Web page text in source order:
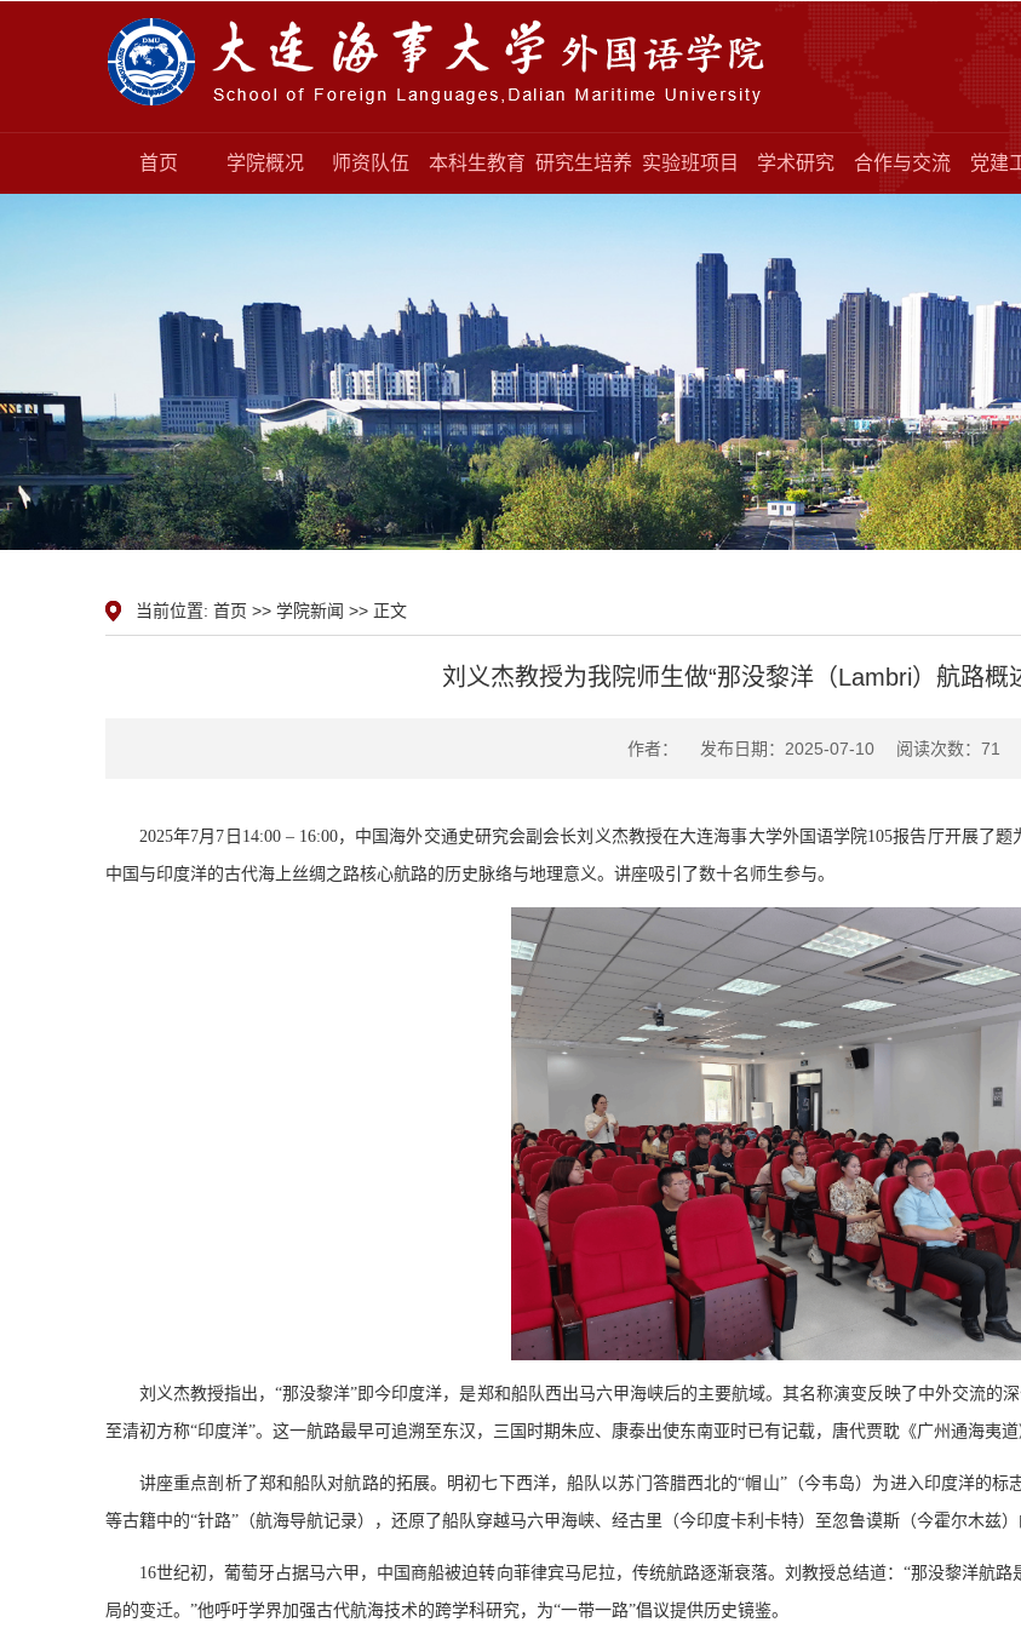
首页 学院概况 师资队伍 本科生教育 研究生培养 实验班项目 学术研究 合作与交流 党建
当前位置: 首页 >> 学院新闻 >> 正文
刘义杰教授为我院师生做“那没黎洋（Lambri）航路概
作者： 发布日期：2025-07-10 阅读次数： 71
2025年7月 7 日 14:00 – 16:00，中国海外交通史研究会副会长刘义杰教授在大连海事大学外国语学院105报告厅开展了题
中国与印度洋的古代海上丝绸之路核心航路的历史脉络与地理意义。讲座吸引了数十名 师生参与。
刘义杰教授指出，“那没黎洋”即今印度洋，是郑和船队西出马六甲海峡后的主要航域。其名称演变反映了中外交流的
至清初方称“印度洋”。这一航路最早可追溯至东汉，三国时期朱应、康泰出使东南亚时已有记载，唐代贾耽《广州通海夷
讲座重点剖析了郑和船队对航路的拓展。明初七下西洋，船队以苏门答腊西北的“帽山”（今韦岛）为进入印度洋的标
等古籍中的“针路”（航海导航记录），还原了船队穿越马六甲海峡、经古里（今印度卡利卡特）至忽鲁谟斯（今霍尔木兹
16世纪初，葡萄牙占据马六甲，中国商船被迫转向菲律宾马尼拉，传统航路逐渐衰落。刘教授总结道：“那没黎洋航
局的变迁。”他呼吁学界加强古代航海技术的跨学科研究，为“一带一路”倡议提供历史镜鉴。